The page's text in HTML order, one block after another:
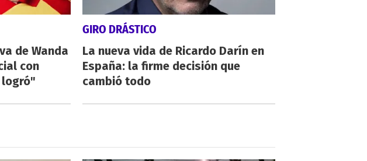
de Wanda
con
logró"
GIRO DRÁSTICO
La nueva vida de Ricardo Darín en
España: la firme decisión que
cambió todo